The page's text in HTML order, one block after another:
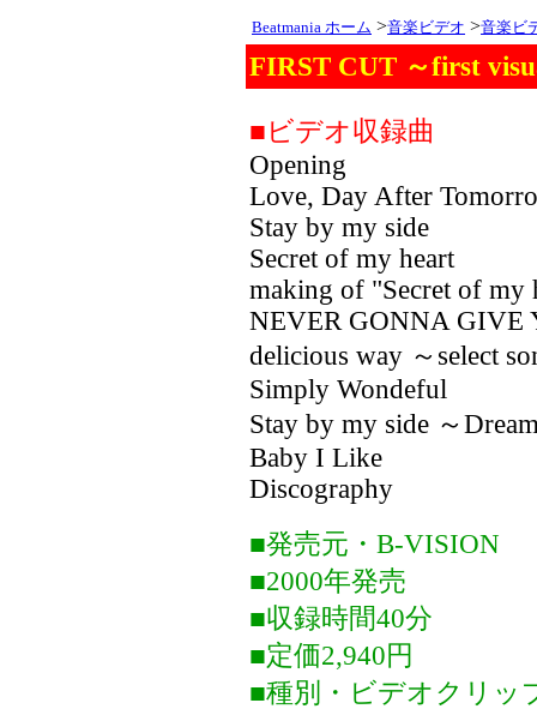
Beatmania ホーム >音楽ビデオ >音楽ビ
FIRST CUT ～first
■ビデオ収録曲
Opening
Love, Day After
Stay by my side
Secret of my heart
making of "Secret of my
NEVER GONNA GIVE
delicious way ～select
Simply Wondeful
Stay by my side ～
Baby I Like
Discography
■発売元・B-VISION
■2000年発売
■収録時間40分
■定価2,940円
■種別・ビデオクリッ